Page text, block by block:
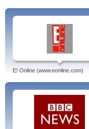
E! Online (www.eonline.com)